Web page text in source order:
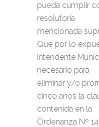
pueda cumplir
resolutoria
mencionada
Que por lo
Intendente
necesario para
eliminar y/o
cinco años la
contenida en la
Ordenanza Nº